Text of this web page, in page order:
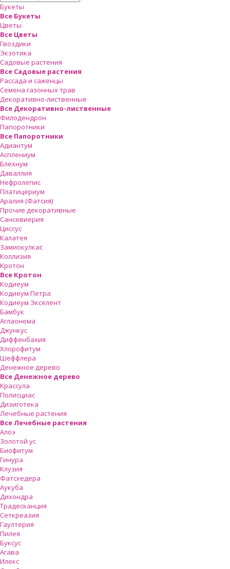
Букеты
Все Букеты
Цветы
Все Цветы
Гвоздики
Экзотика
Садовые растения
Все Садовые растения
Рассада и саженцы
Семена газонных трав
Декоративно-лиственные
Все Декоративно-лиственные
Филодендрон
Папоротники
Все Папоротники
Адиантум
Асплениум
Блехнум
Даваллия
Нефролепис
Платицериум
Аралия (Фатсия)
Прочие декоративные
Сансевиерия
Циссус
Калатея
Замиокулкас
Коллизия
Кротон
Все Кротон
Кодиеум
Кодиеум Петра
Кодиеум Экселент
Бамбук
Аглаонема
Джункус
Диффенбахия
Хлорофитум
Шеффлера
Денежное дерево
Все Денежное дерево
Крассула
Полисциас
Дизиготека
Лечебные растения
Все Лечебные растения
Алоэ
Золотой ус
Биофитум
Гинура
Клузия
Фатсхедера
Аукуба
Дихондра
Традесканция
Сеткреазия
Гаултерия
Пилея
Буксус
Агава
Илекс